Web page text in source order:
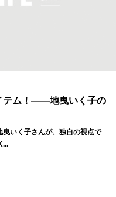
テム！——地曳いく子の
いく子さんが、独自の視点で